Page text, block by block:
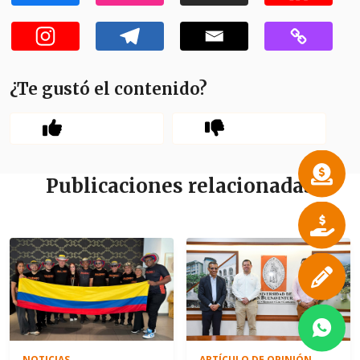
¿Te gustó el contenido?
Publicaciones relacionadas